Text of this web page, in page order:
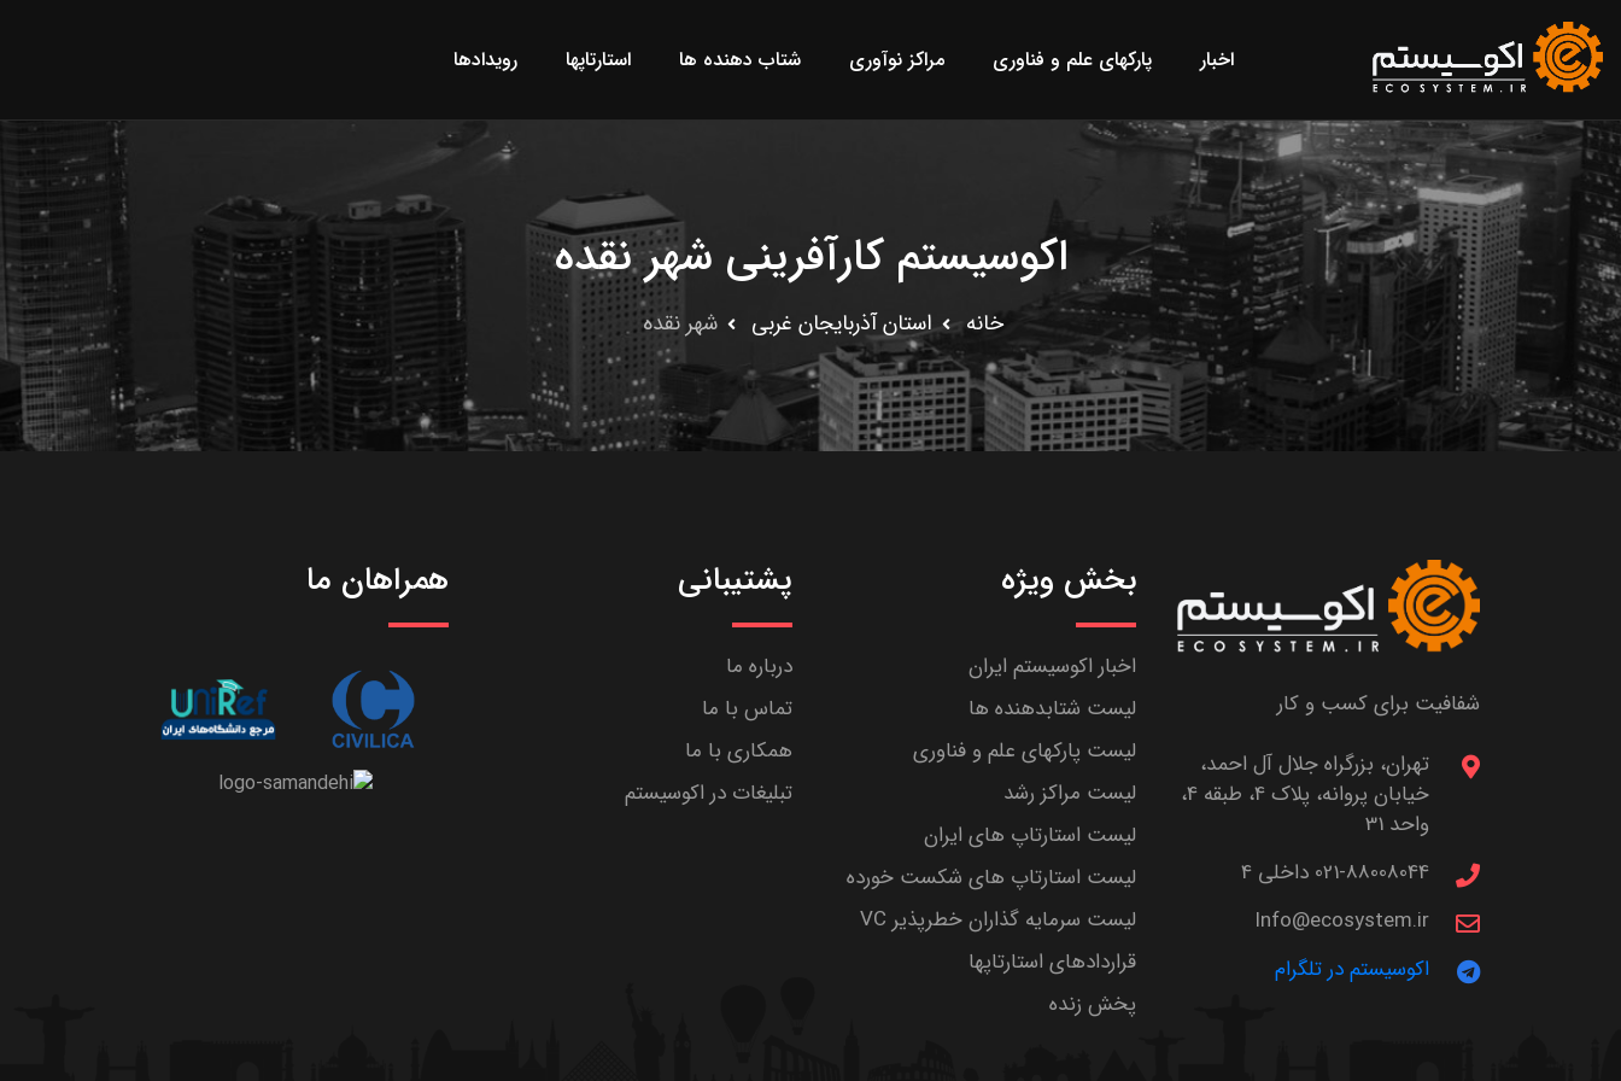
اخبار پارکهای علم و فناوری مراکز نوآوری شتاب دهنده ها استارتاپها رویدادها
اکوسیستم کارآفرینی شهر نقده
خانه استان آذربایجان غربى شهر نقده
شفافیت برای کسب و کار
تهران، بزرگراه جلال آل احمد،
خیابان پروانه، پلاک 4، طبقه 4،
واحد 31
021-88008044 داخلی 4
Info@ecosystem.ir
اکوسیستم در تلگرام
بخش ویژه
اخبار اکوسیستم ایران
لیست شتابدهنده ها
لیست پارکهای علم و فناوری
لیست مراکز رشد
لیست استارتاپ های ایران
لیست استارتاپ های شکست خورده
لیست سرمایه گذاران خطرپذیر VC
قراردادهای استارتاپها
پخش زنده
پشتیبانی
درباره ما
تماس با ما
همکاری با ما
تبلیغات در اکوسیستم
همراهان ما